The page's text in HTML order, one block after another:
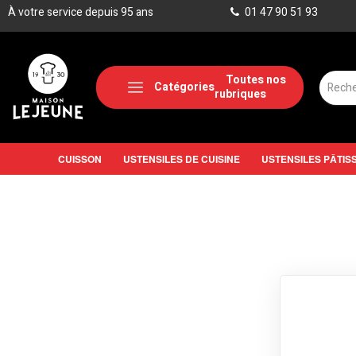
À votre service depuis 95 ans 01 47 90 51 93
Catégories
CUISSON USTENSILES DE CUISINE USTENSILES